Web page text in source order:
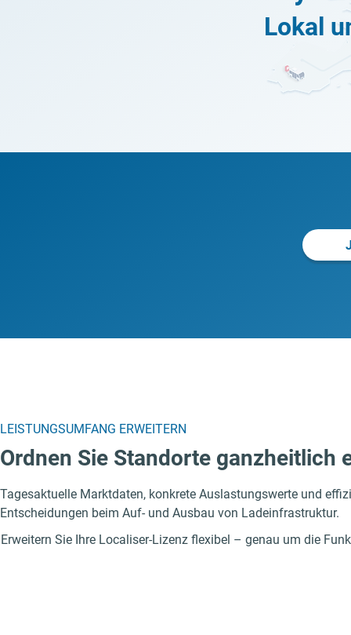
Lokal
LEISTUNGSUMFANG ERWEITERN
Ordnen Sie Standorte
Tagesaktuelle Marktdaten, konkrete Auslastungswerte und
Entscheidungen beim Auf- und Ausbau von Ladeinfrastruktur.
Erweitern Sie Ihre Localiser-Lizenz flexibel – genau um die